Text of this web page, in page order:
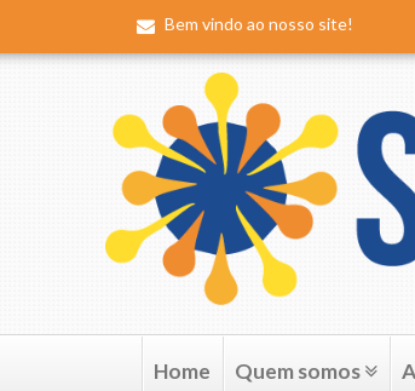
Bem vindo ao nosso site!
Home Quem somos